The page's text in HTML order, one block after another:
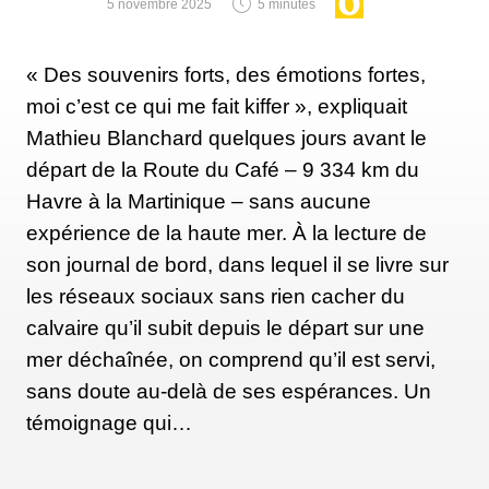
Mais cette vitesse a un revers : la fragilité. Un
trimaran est plus rapide, mais aussi plus exposé aux
chocs et aux contraintes structurelles, surtout dans
une navigation à contre-courant permanente. À
l’inverse, Van Den Heede avait opté pour un
monocoque en aluminium, beaucoup plus lourd
mais extrêmement solide — un choix assumé après
avoir dû abandonner une première tentative à la suite
d’un choc en mer. «Un tour du monde contre le
vent, c’est différent. Il faut un bateau très fiable, très
5 novembre 2025 5 minutes
« Des souvenirs forts, des émotions fortes,
moi c’est ce qui me fait kiffer », expliquait
Mathieu Blanchard quelques jours avant le
départ de la Route du Café – 9 334 km du
Havre à la Martinique – sans aucune
expérience de la haute mer. À la lecture de
son journal de bord, dans lequel il se livre sur
les réseaux sociaux sans rien cacher du
calvaire qu’il subit depuis le départ sur une
mer déchaînée, on comprend qu’il est servi,
sans doute au-delà de ses espérances. Un
témoignage qui…